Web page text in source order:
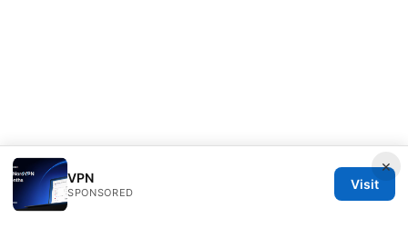
×
VPN
SPONSORED
Visit